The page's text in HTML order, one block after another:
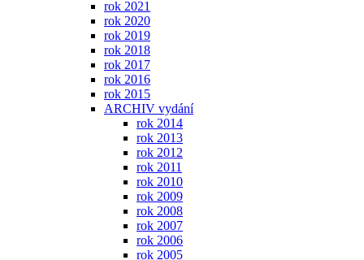
rok 2021
rok 2020
rok 2019
rok 2018
rok 2017
rok 2016
rok 2015
ARCHIV vydání
rok 2014
rok 2013
rok 2012
rok 2011
rok 2010
rok 2009
rok 2008
rok 2007
rok 2006
rok 2005